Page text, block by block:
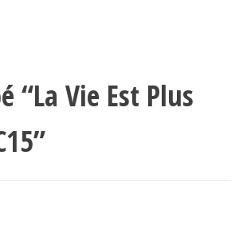
“La Vie Est Plus